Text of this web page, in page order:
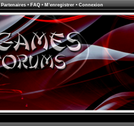
Partenaires• FAQ• M’enregistrer• Connexion